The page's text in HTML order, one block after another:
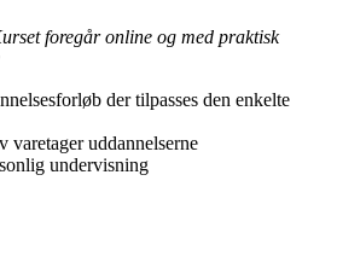
foregår online og med praktisk
der tilpasses den enkelte
uddannelserne
undervisning